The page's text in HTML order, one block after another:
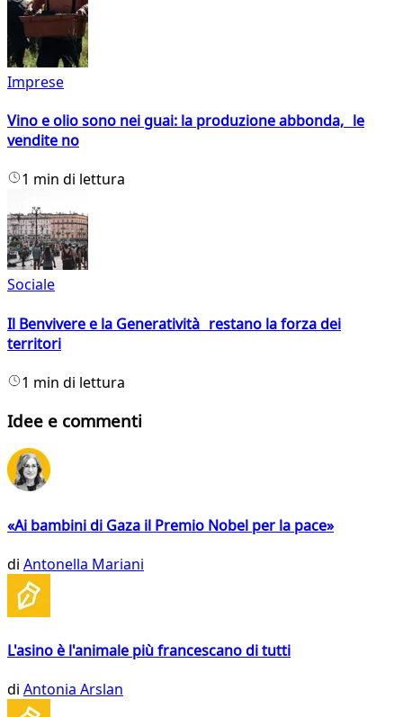
Imprese
Vino e olio sono nei guai: la produzione abbonda, le
vendite no
1 min di lettura
Sociale
Il Benvivere e la Generatività restano la forza dei
territori
1 min di lettura
Idee e commenti
«Ai bambini di Gaza il Premio Nobel per la pace»
di Antonella Mariani
L'asino è l'animale più francescano di tutti
di Antonia Arslan